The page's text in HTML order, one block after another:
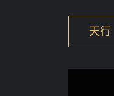
天行